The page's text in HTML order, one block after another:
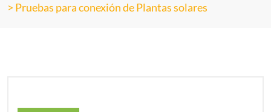
> Pruebas para conexión de Plantas solares